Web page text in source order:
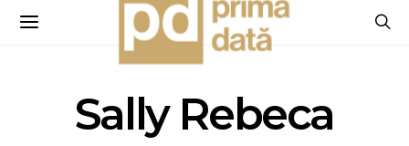
Sally Rebeca